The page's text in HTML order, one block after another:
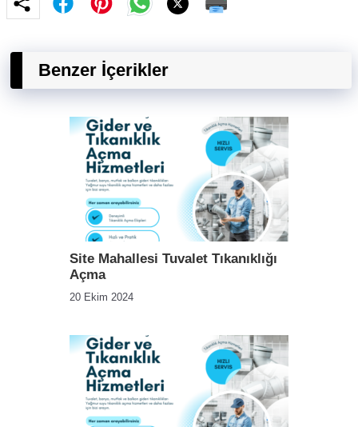
Benzer İçerikler
Site Mahallesi Tuvalet Tıkanıklığı
Açma
20 Ekim 2024